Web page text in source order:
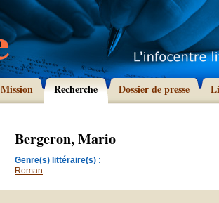
Mission Recherche Dossier de presse
Bergeron, Mario
Genre(s) littéraire(s) :
Roman